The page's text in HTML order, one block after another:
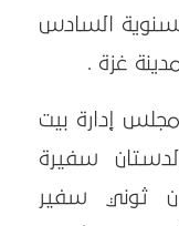
السنوية السادس
غزة .
إدارة بيت
سفيرة
ثوني سفير